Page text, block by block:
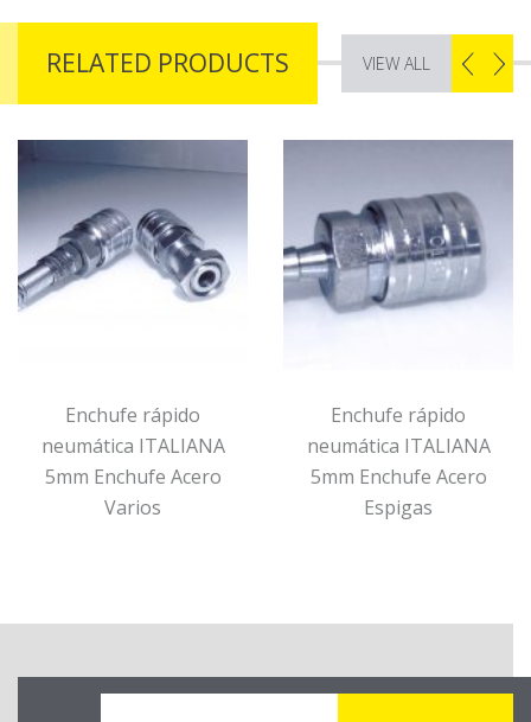
RELATED PRODUCTS VIEW ALL
Enchufe rápido
neumática ITALIANA
5mm Enchufe Acero
Varios
Enchufe rápido
neumática ITALIANA
5mm Enchufe Acero
Espigas